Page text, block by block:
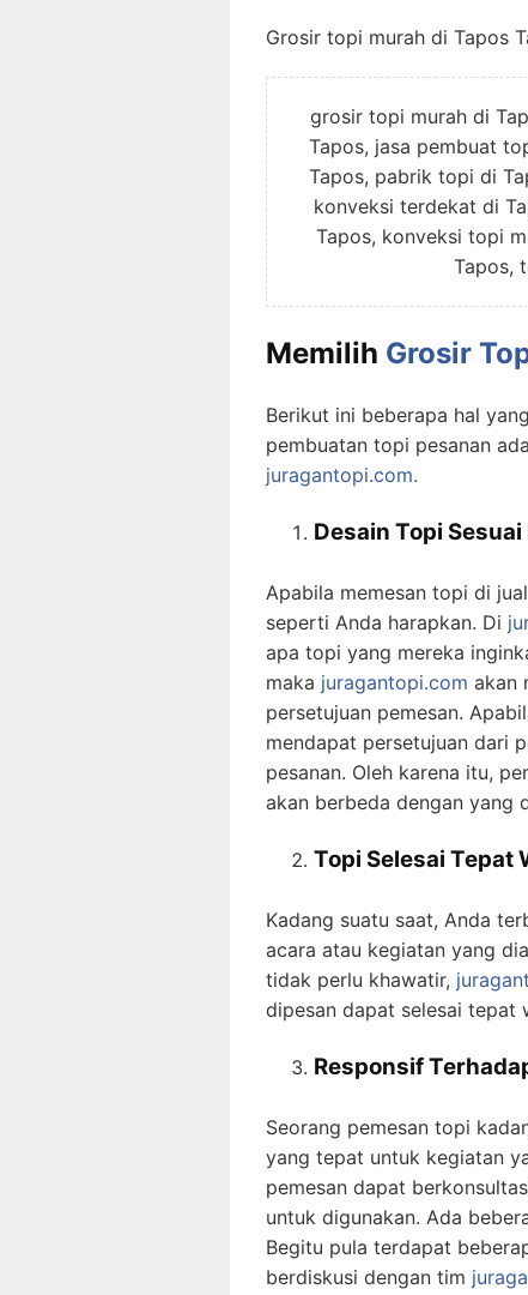
Grosir topi murah di Tapos
grosir topi murah di
Tapos, jasa pembuat
Tapos, pabrik topi di
konveksi terdekat di
Tapos, konveksi topi
Tapos,
Memilih Grosir
Berikut ini beberapa hal
pembuatan topi pesanan
juragantopi.com.
Desain Topi Sesuai
Apabila memesan topi di
seperti Anda harapkan. Di
apa topi yang mereka
maka juragantopi.com akan
persetujuan pemesan.
mendapat persetujuan dari
pesanan. Oleh karena itu,
akan berbeda dengan yang
Topi Selesai Tepat
Kadang suatu saat, Anda
acara atau kegiatan yang
tidak perlu khawatir,
dipesan dapat selesai tepat
Responsif
Seorang pemesan topi
yang tepat untuk kegiatan
pemesan dapat
untuk digunakan. Ada
Begitu pula terdapat
berdiskusi dengan tim